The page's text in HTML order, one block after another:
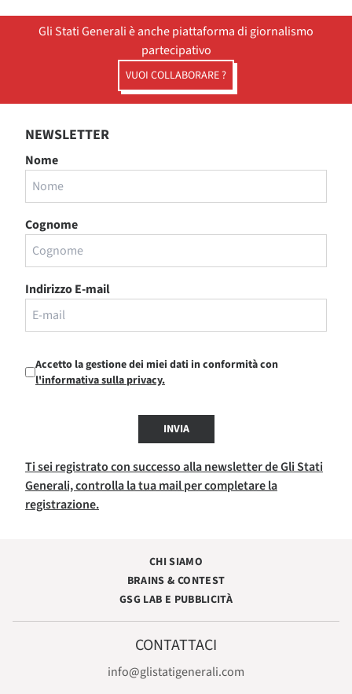
Gli Stati Generali è anche piattaforma di giornalismo
partecipativo
VUOI COLLABORARE ?
NEWSLETTER
Nome
Cognome
Indirizzo E-mail
Accetto la gestione dei miei dati in conformità con
l'informativa sulla privacy.
INVIA
Ti sei registrato con successo alla newsletter de Gli Stati
Generali, controlla la tua mail per completare la
registrazione.
CHI SIAMO
BRAINS & CONTEST
GSG LAB E PUBBLICITÀ
CONTATTACI
info@glistatigenerali.com